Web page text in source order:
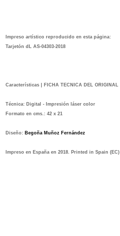
Impreso artístico reproducido en esta página:
Tarjetón dL AS-04303-2018
Características | FICHA TECNICA DEL ORIGINA L
Técnica: Digital - Impresión láser color
Formato en cms.: 42 x 21
Diseño: Begoña Muñoz Fernández
Impreso en España en 2018. Printed in Spain (EC)